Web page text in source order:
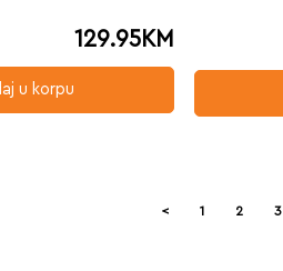
129.95KM
u korpu
< 1 2 3